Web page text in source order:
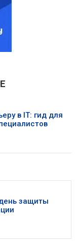
в IT: гид для
защиты